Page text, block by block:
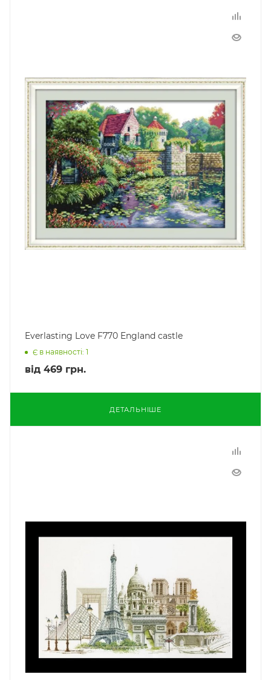
Everlasting Love F770 England castle
Є в наявності: 1
від 469 грн.
ДЕТАЛЬНІШЕ